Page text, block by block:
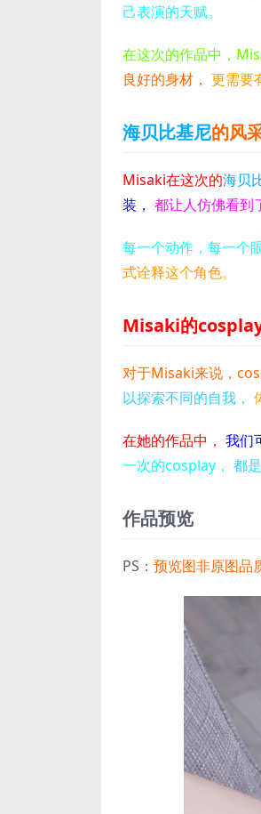
己表演的天赋。
在这次的作品中，
良好的身材， 更需要
海贝比基尼的风
Misaki在这次的海贝
装， 都让人仿佛看到
每一个动作，每一个
式诠释这个角色。
Misaki的
对于Misaki来说，
以探索不同的自我，
在她的作品中， 我们
一次的cosplay， 都
作品预览
PS： 预览图非原图品